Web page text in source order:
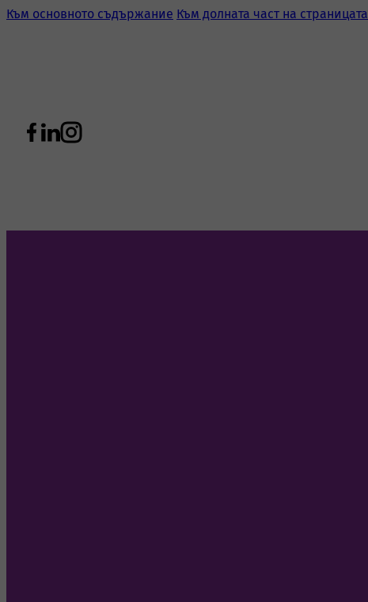
Към основното съдържание Към долната част на страницата